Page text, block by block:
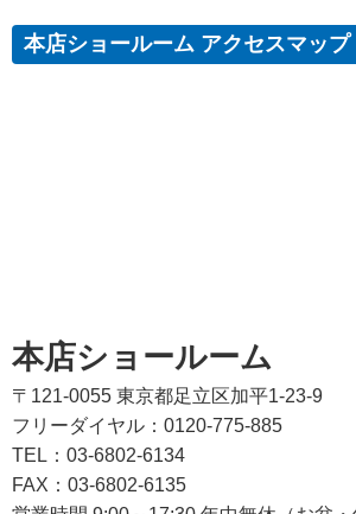
本店ショールーム アクセスマップ
本店ショールーム
〒121-0055 東京都足立区加平1-23-9
フリーダイヤル：0120-775-885
TEL：03-6802-6134
FAX：03-6802-6135